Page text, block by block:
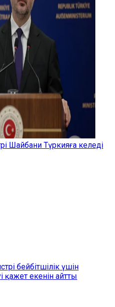
Шайбани Түркияға келеді
бейбітшілік үшін
екенін айтты